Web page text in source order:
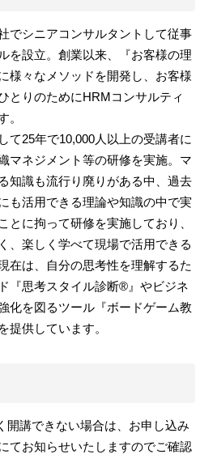
でシニアコンサルタントして従事
を設立。創業以来、『お客様の理
様々なメソッドを開発し、お客様
とりのためにHRMコンサルティ
。
て25年で10,000人以上の受講者に
マネジメント等の研修を実施。マ
知識も流行り廃りがある中、過去
も活用できる理論や知識の中で実
とに拘って研修を実施しており、
、楽しく学べて現場で活用できる
在は、自分の思考性を理解するた
『思考スタイル診断®』やビジネ
化を図るツール『ボードゲーム教
提供しています。
開講できない場合は、お申し込み
てお知らせいたしますのでご確認